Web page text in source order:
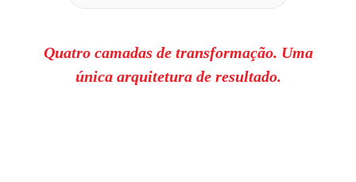
Quatro camadas de transformação. Uma
única arquitetura de resultado.